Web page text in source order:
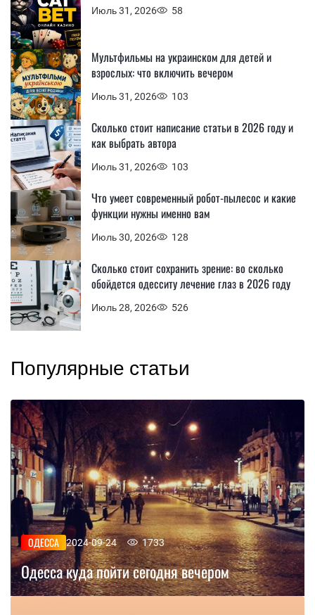
Июль 31, 2026 58
Июль 31, 2026 103
Мультфильмы на украинском для детей и
взрослых: что включить вечером
Июль 31, 2026 103
Сколько стоит написание статьи в 2026 году и
как выбрать автора
Июль 30, 2026 128
Что умеет современный робот-пылесос и какие
функции нужны именно вам
Июль 28, 2026 526
Сколько стоит сохранить зрение: во сколько
обойдется одесситу лечение глаз в 2026 году
Популярные статьи
ОДЕССА 2024-09-24 1733
Одесса куда пойти сегодня вечером